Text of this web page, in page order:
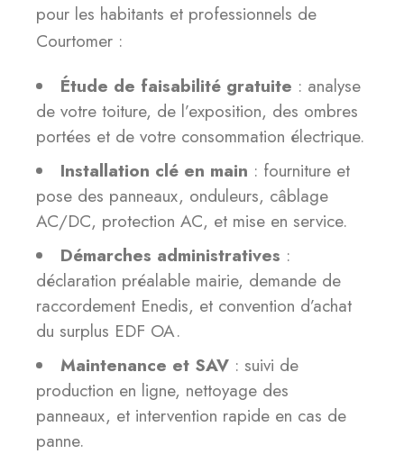
pour les habitants et professionnels de
Courtomer :
Étude de faisabilité gratuite : analyse
de votre toiture, de l’exposition, des ombres
portées et de votre consommation électrique.
Installation clé en main : fourniture et
pose des panneaux, onduleurs, câblage
AC/DC, protection AC, et mise en service.
Démarches administratives :
déclaration préalable mairie, demande de
raccordement Enedis, et convention d’achat
du surplus EDF OA.
Maintenance et SAV : suivi de
production en ligne, nettoyage des
panneaux, et intervention rapide en cas de
panne.